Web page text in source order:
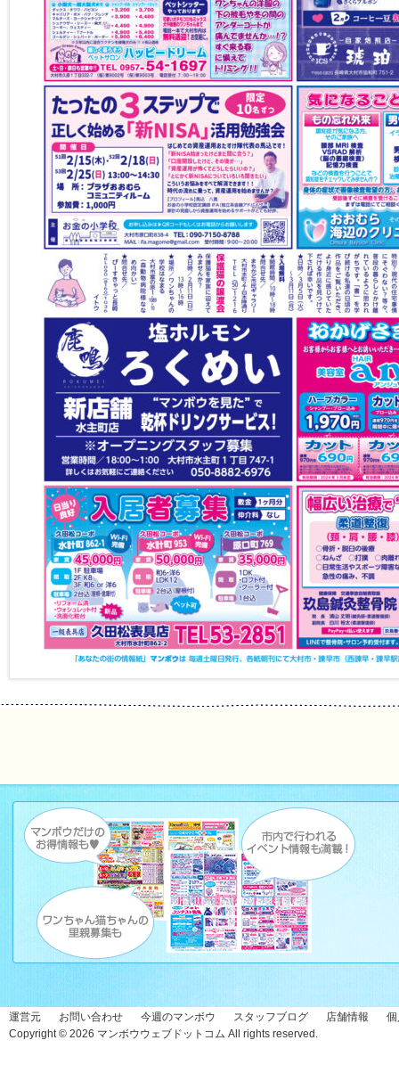
運営元 お問い合わせ 今週のマンボウ スタッフブログ 店舗情報
Copyright © 2026 マンボウウェブドットコム All rights reserved.